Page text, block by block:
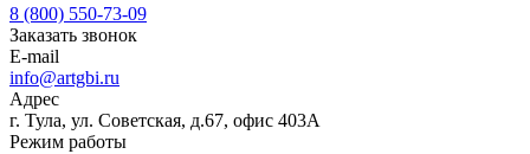
8 (800) 550-73-09
Заказать звонок
E-mail
info@artgbi.ru
Адрес
г. Тула, ул. Советская, д.67, офис 403А
Режим работы